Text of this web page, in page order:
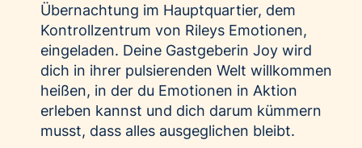
Übernachtung im Hauptquartier, dem
Kontrollzentrum von Rileys Emotionen,
eingeladen. Deine Gastgeberin Joy wird
dich in ihrer pulsierenden Welt willkommen
heißen, in der du Emotionen in Aktion
erleben kannst und dich darum kümmern
musst, dass alles ausgeglichen bleibt.